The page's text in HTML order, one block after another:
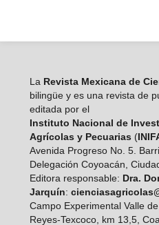
LaRevista Mexicana de
bilingüe y es una revista de
editada por el
Instituto Nacional de
Agrícolas y Pecuarias (
Avenida Progreso No. 5.
Delegación Coyoacán,
Editora responsable: Dra.
Jarquín:
Campo Experimental Valle
Reyes-Texcoco, km 13,5,